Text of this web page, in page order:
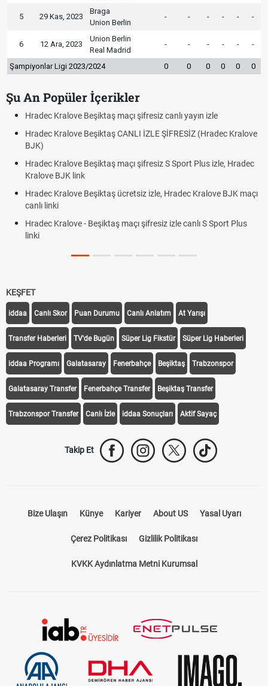
5 29 Kas, 2023
Braga
Union Berlin
- - - - - -
6 12 Ara, 2023
Union Berlin
Real Madrid
- - - - - -
Şampiyonlar Ligi 2023/2024 0 0 0 0 0 0
Şu An Popüler İçerikler
Hradec Kralove Beşiktaş maçı şifresiz canlı yayın izle
Hradec Kralove Beşiktaş CANLI İZLE ŞİFRESİZ (Hradec Kralove
BJK)
Hradec Kralove Beşiktaş maçı şifresiz S Sport Plus izle, Hradec
Kralove BJK link
Hradec Kralove Beşiktaş ücretsiz izle, Hradec Kralove BJK maçı
canlı linki
Hradec Kralove - Beşiktaş maçı şifresiz izle canlı S Sport Plus
linki
KEŞFET
iddaa Canlı Skor Puan Durumu Canlı Anlatım At Yarışı
Transfer Haberleri TV'de Bugün Süper Lig Fikstür Süper Lig Haberleri
iddaa Programı Galatasaray Fenerbahçe Beşiktaş Trabzonspor
Galatasaray Transfer Fenerbahçe Transfer Beşiktaş Transfer
Trabzonspor Transfer Canlı İzle iddaa Sonuçları Aktif Sayaç
Takip Et
Bize Ulaşın Künye Kariyer About US Yasal Uyarı
Çerez Politikası Gizlilik Politikası
KVKK Aydınlatma Metni Kurumsal